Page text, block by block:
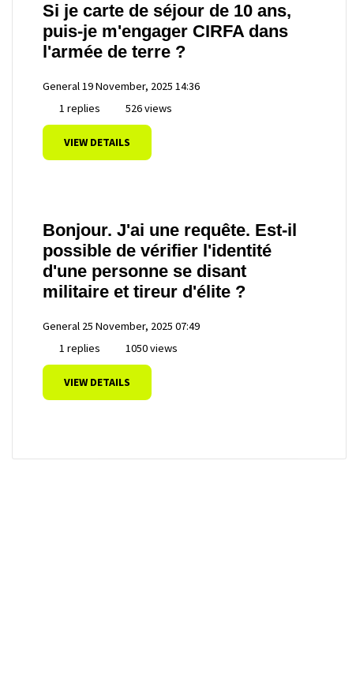
Si je carte de séjour de 10 ans,
puis-je m'engager CIRFA dans
l'armée de terre ?
General19 November, 2025 14:36
1 replies
526 views
VIEW DETAILS
Bonjour. J'ai une requête. Est-il
possible de vérifier l'identité
d'une personne se disant
militaire et tireur d'élite ?
General 25 November, 2025 07:49
1 replies
1050 views
VIEW DETAILS